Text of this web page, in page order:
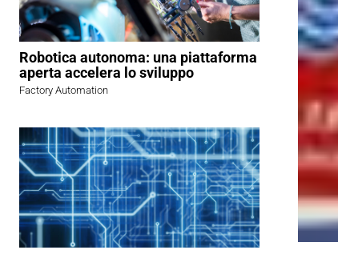
Robotica autonoma: una piattaforma
aperta accelera lo sviluppo
Factory Automation